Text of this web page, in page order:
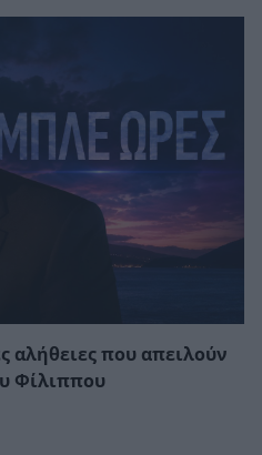
αλήθειες που απειλούν
Φίλιππου